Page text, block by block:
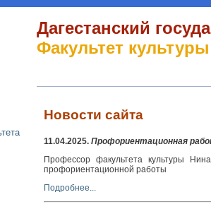
Дагестанский
Факультет культуры
Новости сайта
11.04.2025. Профориентационная
Профессор факультета культуры
профориентационной работы
Подробнее...